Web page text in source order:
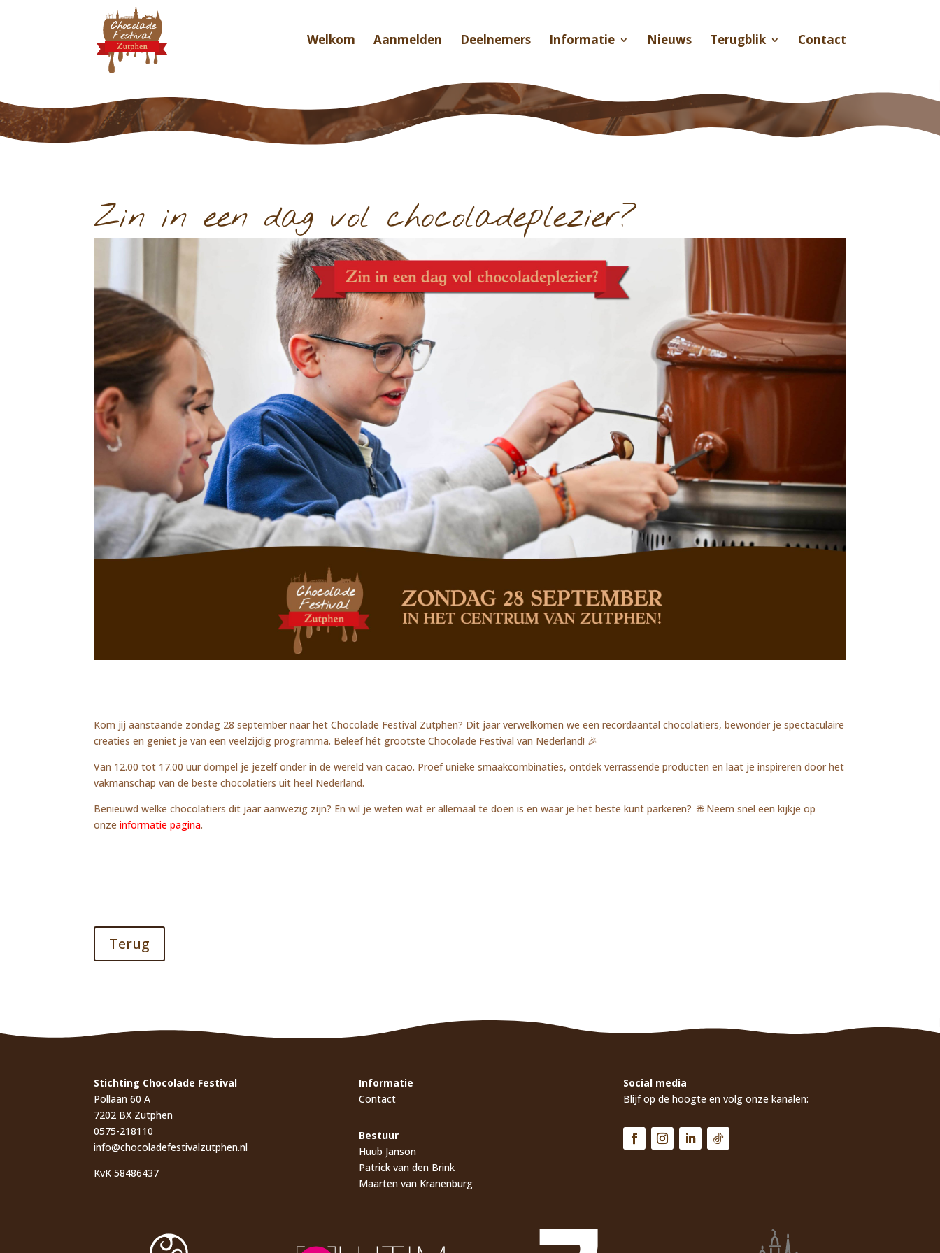
Welkom Aanmelden Deelnemers Informatie Nieuws Terugblik Contact
Zin in een dag vol chocoladeplezier?
Kom jij aanstaande zondag 28 september naar het Chocolade Festival Zutphen? Dit jaar verwelkomen we een recordaantal chocolatiers, bewonder je spectaculaire
creaties en geniet je van een veelzijdig programma. Beleef hét grootste Chocolade Festival van Nederland! 🎉
Van 12.00 tot 17.00 uur dompel je jezelf onder in de wereld van cacao. Proef unieke smaakcombinaties, ontdek verrassende producten en laat je inspireren door het
vakmanschap van de beste chocolatiers uit heel Nederland.
Benieuwd welke chocolatiers dit jaar aanwezig zijn? En wil je weten wat er allemaal te doen is en waar je het beste kunt parkeren? 🌐Neem snel een kijkje op
onze informatie pagina.
Terug
Stichting Chocolade Festival
Pollaan 60 A
7202 BX Zutphen
0575-218110
info@chocoladefestivalzutphen.nl
KvK 58486437
Informatie
Contact
Bestuur
Huub Janson
Patrick van den Brink
Maarten van Kranenburg
Social media
Blijf op de hoogte en volg onze kanalen: